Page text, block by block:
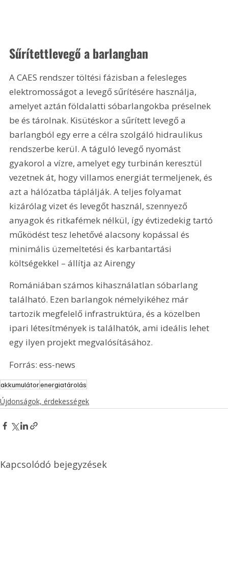
Sűrítettlevegő a barlangban
A CAES rendszer töltési fázisban a felesleges
elektromosságot a levegő sűrítésére használja,
amelyet aztán földalatti sóbarlangokba préselnek
be és tárolnak. Kisütéskor a sűrített levegő a
barlangból egy erre a célra szolgáló hidraulikus
rendszerbe kerül. A táguló levegő nyomást
gyakorol a vízre, amelyet egy turbinán keresztül
vezetnek át, hogy villamos energiát termeljenek, és
azt a hálózatba táplálják. A teljes folyamat
kizárólag vizet és levegőt használ, szennyező
anyagok és ritkafémek nélkül, így évtizedekig tartó
működést tesz lehetővé alacsony kopással és
minimális üzemeltetési és karbantartási
költségekkel – állítja az Airengy
Romániában számos kihasználatlan sóbarlang
található. Ezen barlangok némelyikéhez már
tartozik megfelelő infrastruktúra, és a közelben
ipari létesítmények is találhatók, ami ideális lehet
egy ilyen projekt megvalósításához.
Forrás: ess-news
akkumulátorenergiatárolás
Újdonságok, érdekességek
Kapcsolódó bejegyzések